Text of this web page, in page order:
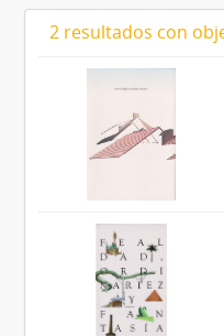
2 resultados con